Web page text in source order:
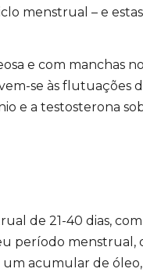
menstrual – e
e com manchas
se às flutuações
e a testosterona
de 21-40 dias,
período menstrual,
um acumular de